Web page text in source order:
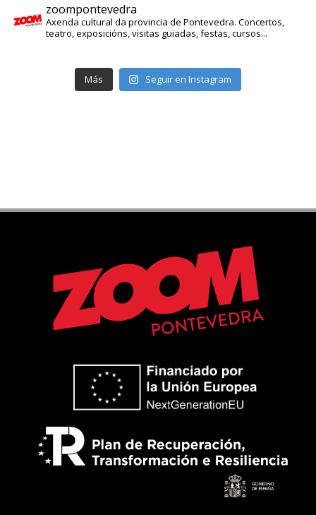
zoompontevedra
Axenda cultural da provincia de Pontevedra. Concertos,
teatro, exposicións, visitas guiadas, festas, cursos...
Más Seguir en Instagram